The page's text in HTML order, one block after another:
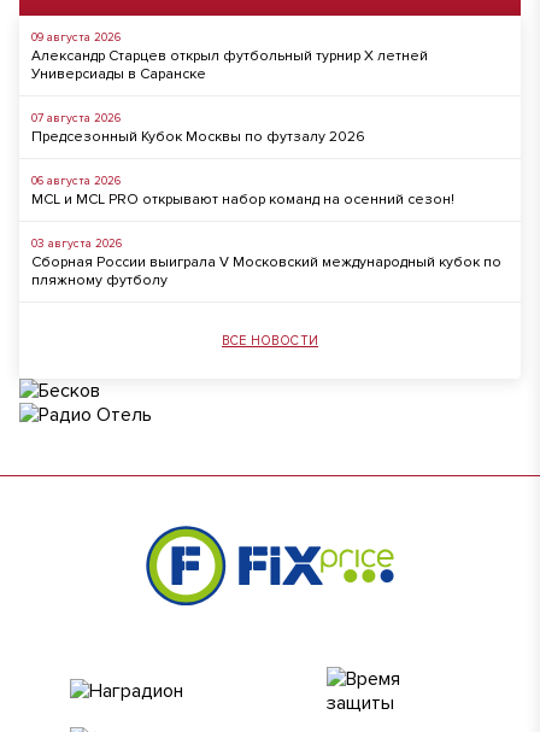
09 августа 2026
Александр Старцев открыл футбольный турнир X летней
Универсиады в Саранске
07 августа 2026
Предсезонный Кубок Москвы по футзалу 2026
06 августа 2026
MCL и MCL PRO открывают набор команд на осенний сезон!
03 августа 2026
Сборная России выиграла V Московский международный кубок по
пляжному футболу
ВСЕ НОВОСТИ